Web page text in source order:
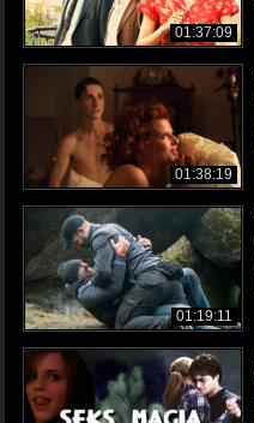
01:37:09
01:38:19
01:19:11